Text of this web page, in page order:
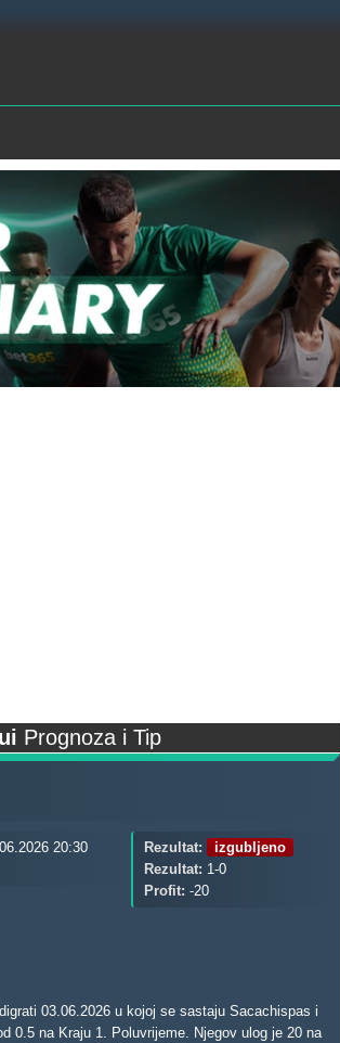
Prognoza i Tip
20:30
Rezultat:
izgubljeno
Rezultat: 1-0
Profit: -20
03.06.2026 u kojoj se sastaju Sacachispas i
na Kraju 1. Poluvrijeme. Njegov ulog je 20 na